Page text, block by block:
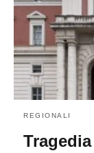
REGIONALI